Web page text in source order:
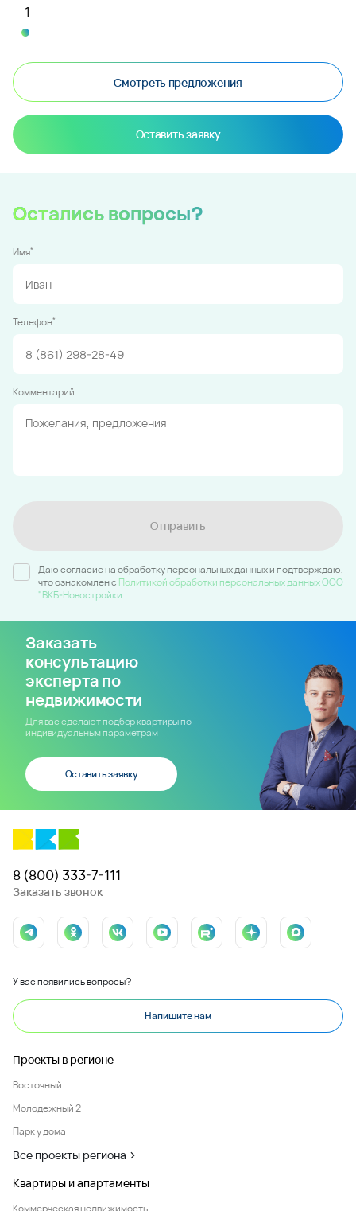
Смотреть предложения
Оставить заявку
Остались вопросы?
Имя*
Телефон*
Комментарий
Отправить
Даю согласие на обработку персональных данных и подтверждаю,
что ознакомлен c Политикой обработки персональных данных ООО
"ВКБ-Новостройки
Заказать
консультацию
эксперта по
недвижимости
Для вас сделают подбор квартиры по
индивидуальным параметрам
Оставить заявку
8 (800) 333-7-111
Заказать звонок
У вас появились вопросы?
Напишите нам
Проекты в регионе
Восточный
Молодежный 2
Парк у дома
Все проекты региона
Квартиры и апартаменты
Коммерческая недвижимость